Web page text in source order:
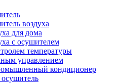
воздуха
для дома
с осушителем
температуры
управлением
кондиционер